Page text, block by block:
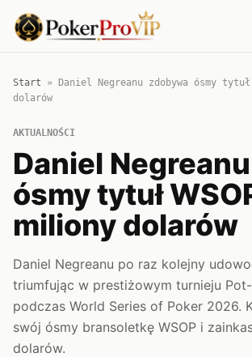
Start »
Daniel Negreanu zdobywa ósmy
dolarów
AKTUALNOŚCI
Daniel
ósmy tytuł
miliony dolarów
Daniel Negreanu po raz kolejny
triumfując w prestiżowym turnieju
podczas World Series of Poker 2026.
swój ósmy bransoletkę WSOP i
dolarów.